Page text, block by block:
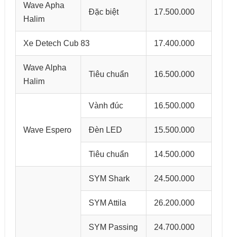
Wave Apha
Halim
Đặc biệt 17.500.000
Xe Detech Cub 83 17.400.000
Wave Alpha
Halim
Tiêu chuẩn 16.500.000
Wave Espero
Vành đúc 16.500.000
Đèn LED 15.500.000
Tiêu chuẩn 14.500.000
SYM Shark 24.500.000
SYM Attila 26.200.000
SYM Passing 24.700.000